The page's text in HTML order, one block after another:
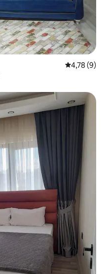
Prosječna
4,78 (9)